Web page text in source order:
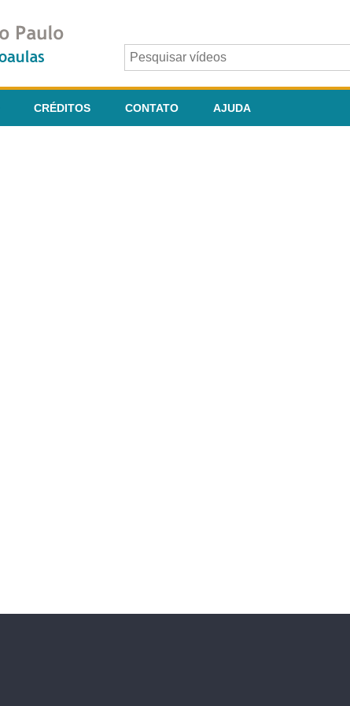
CRÉDITOS CONTATO AJUDA